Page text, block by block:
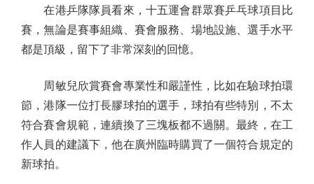
在港乒隊隊員看來，十五運會群眾賽乒乓球項目比
賽，無論是賽事組織、賽會服務、場地設施、選手水平
都是頂級，留下了非常深刻的回憶。
周敏兒欣賞賽會專業性和嚴謹性，比如在驗球拍環
節，港隊一位打長膠球拍的選手，球拍有些特別，不太
符合賽會規範，連續換了三塊板都不過關。最終，在工
作人員的建議下，他在廣州臨時購買了一個符合規定的
新球拍。